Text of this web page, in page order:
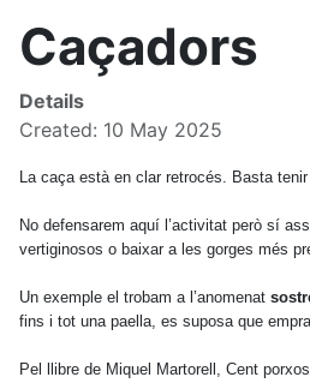
Caçadors
Details
Created: 10 May 2025
La caça està en clar retrocés. Basta
No defensarem aquí l’activitat però sí
vertiginosos o baixar a les gorges més
Un exemple el trobam a l’anomenat
fins i tot una paella, es suposa que
Pel llibre de Miquel Martorell, Cent